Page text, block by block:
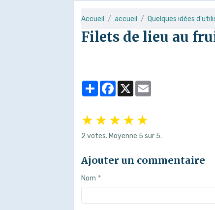
Accueil accueil Quelques idées
Filets de lieu au
PartagerFacebook
X
★ ★ ★ ★ ★
2 votes. Moyenne 5 sur 5.
Ajouter un commentaire
Nom